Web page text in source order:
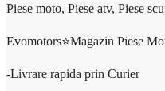
Piese moto, Piese atv, Piese
Evomotors⭐️Magazin Piese
-Livrare rapida prin Curier